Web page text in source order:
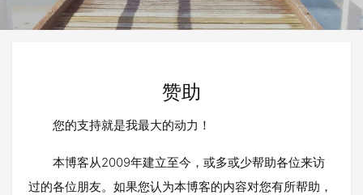
赞助
您的支持就是我最大的动力！
本博客从2009年建立至今，或多或少帮助各位来访
过的各位朋友。如果您认为本博客的内容对您有所帮助，